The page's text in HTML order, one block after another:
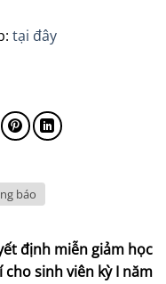
tại đây
báo
định miễn giảm học
cho sinh viên kỳ I năm